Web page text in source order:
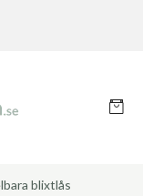
blixtlås